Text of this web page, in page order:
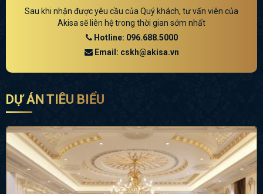
Sau khi nhận được yêu cầu của Quý khách, tư vấn viên của
Akisa sẽ liên hệ trong thời gian sớm nhất
Hotline: 096.688.5000
Email: cskh@akisa.vn
DỰ ÁN TIÊU BIỂU